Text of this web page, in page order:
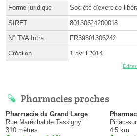
Forme juridique Société d'exercice
SIRET 80130624200018
N° TVA Intra. FR39801306242
Création 1 avril 2014
Pharmacies proches
Pharmacie du Grand Large
Rue Maréchal de Tassigny
310 mètres
Piriac-
4.5 km